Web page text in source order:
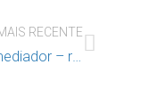
RECENTE